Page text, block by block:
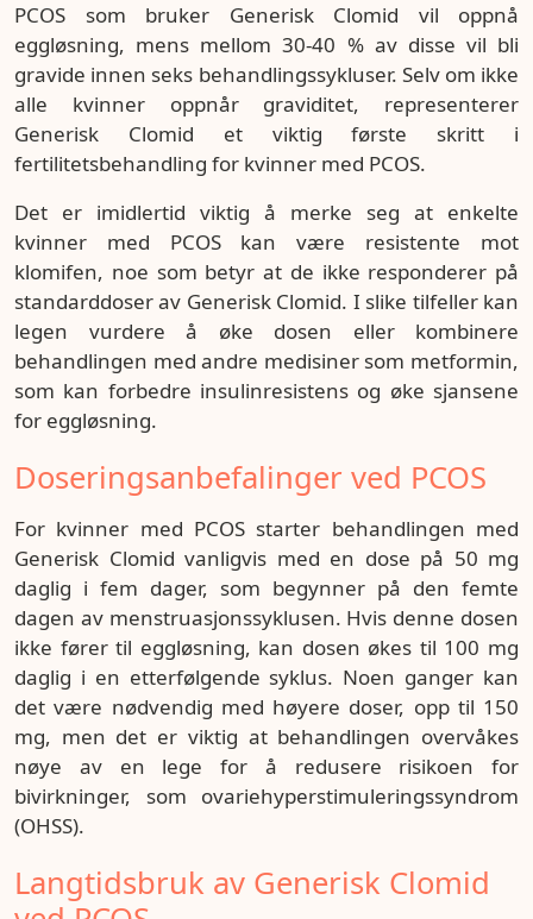
PCOS som bruker Generisk Clomid vil oppnå
eggløsning, mens mellom 30-40 % av disse vil bli
gravide innen seks behandlingssykluser. Selv om ikke
alle kvinner oppnår graviditet, representerer
Generisk Clomid et viktig første skritt i
fertilitetsbehandling for kvinner med PCOS.
Det er imidlertid viktig å merke seg at enkelte
kvinner med PCOS kan være resistente mot
klomifen, noe som betyr at de ikke responderer på
standarddoser av Generisk Clomid. I slike tilfeller kan
legen vurdere å øke dosen eller kombinere
behandlingen med andre medisiner som metformin,
som kan forbedre insulinresistens og øke sjansene
for eggløsning.
Doseringsanbefalinger ved PCOS
For kvinner med PCOS starter behandlingen med
Generisk Clomid vanligvis med en dose på 50 mg
daglig i fem dager, som begynner på den femte
dagen av menstruasjonssyklusen. Hvis denne dosen
ikke fører til eggløsning, kan dosen økes til 100 mg
daglig i en etterfølgende syklus. Noen ganger kan
det være nødvendig med høyere doser, opp til 150
mg, men det er viktig at behandlingen overvåkes
nøye av en lege for å redusere risikoen for
bivirkninger, som ovariehyperstimuleringssyndrom
(OHSS).
Langtidsbruk av Generisk Clomid